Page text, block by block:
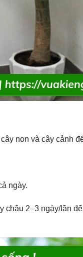
non và cây cảnh
ngày.
chậu 2–3 ngày/lần